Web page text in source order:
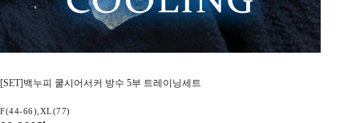
[SET]백누피 쿨시어서커 방수 5부 트레이닝세트
F(44-66),XL(77)